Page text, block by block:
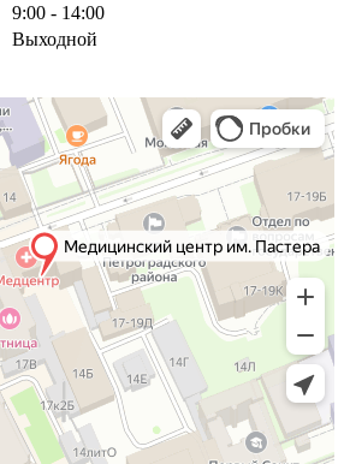
9:00 - 14:00
Выходной